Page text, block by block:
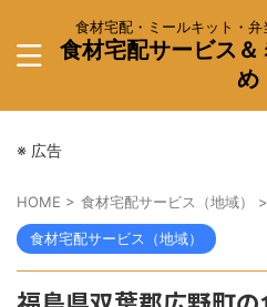
食材宅配・ミールキット・
食材宅配サービス＆
め
※ 広告
HOME > 食材宅配サービス（地域） >
食材宅配サービス（地域）